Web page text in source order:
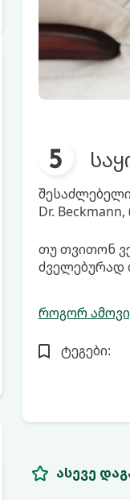
Dr.
თუ თვითონ
ძველებურად
როგორ
ტეგები:
ასევე